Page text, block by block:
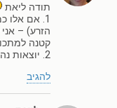
תודה ליאת
1. אם אלו
הזרע) –
קטנה
2. יוצאות נהדר מההקפאה בתנאי שהתקררו לגמרי לפני.
להגיב